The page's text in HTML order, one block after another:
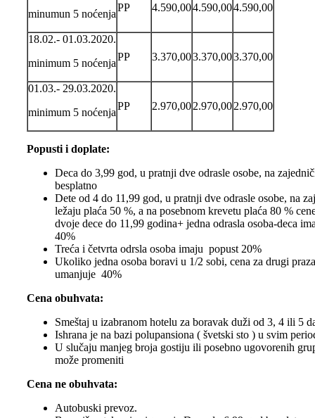
minumun 5 noćenja
PP 4.590,004.590,004.590,00
18.02.- 01.03.2020.
minimum 5 noćenja
PP 3.370,003.370,003.370,00
01.03.- 29.03.2020.
minimum 5 noćenja
PP 2.970,002.970,002.970,00
Popusti i doplate:
Deca do 3,99 god, u pratnji dve odrasle osobe, na
besplatno
Dete od 4 do 11,99 god, u pratnji dve odrasle osobe, na
ležaju plaća 50 %, a na posebnom krevetu plaća 80 %
dvoje dece do 11,99 godina+ jedna odrasla osoba-deca
40%
Treća i četvrta odrsla osoba imaju popust 20%
Ukoliko jedna osoba boravi u 1/2 sobi, cena za drugi
umanjuje 40%
Cena obuhvata:
Smeštaj u izabranom hotelu za boravak duži od 3, 4 ili 5
Ishrana je na bazi polupansiona ( švetski sto ) u svim
U slučaju manjeg broja gostiju ili posebno ugovorenih
može promeniti
Cena ne obuhvata:
Autobuski prevoz. ​